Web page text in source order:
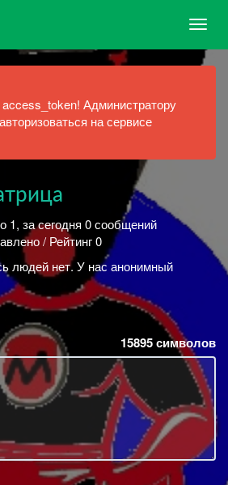
Администратору
на сервисе
1, за сегодня 0 сообщений
/ Рейтинг 0
людей нет. У нас анонимный
15895символов